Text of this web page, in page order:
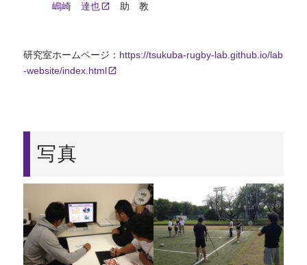
嶋崎 達也 助 教
研究室ホームページ： https://tsukuba-rugby-lab.github.io/lab
-website/index.html
写真